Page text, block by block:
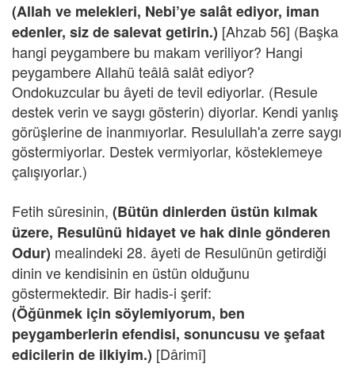
(Allah ve melekleri, Nebi’ye salât ediyor, iman
edenler, siz de salevat getirin.) [Ahzab 56] (Başka
hangi peygambere bu makam veriliyor? Hangi
peygambere Allahü teâlâ salât ediyor?
Ondokuzcular bu âyeti de tevil ediyorlar. (Resule
destek verin ve saygı gösterin) diyorlar. Kendi yanlış
görüşlerine de inanmıyorlar. Resulullah'a zerre saygı
göstermiyorlar. Destek vermiyorlar, kösteklemeye
çalışıyorlar.)
Fetih sûresinin, (Bütün dinlerden üstün kılmak
üzere, Resulünü hidayet ve hak dinle gönderen
Odur) mealindeki 28. âyeti de Resulünün getirdiği
dinin ve kendisinin en üstün olduğunu
göstermektedir. Bir hadis-i şerif:
(Öğünmek için söylemiyorum, ben
peygamberlerin efendisi, sonuncusu ve şefaat
edicilerin de ilkiyim.) [Dârimî]